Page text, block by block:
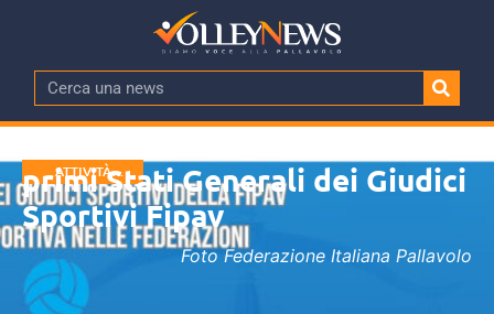
ATTIVITÀ
FEDERALE
primi Stati Generali dei Giudici
Sportivi Fipav
Foto Federazione Italiana Pallavolo